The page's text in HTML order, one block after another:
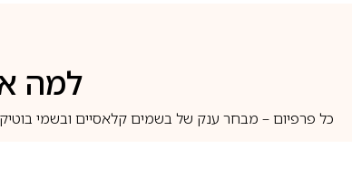
למה
כל פרפיום – מבחר ענק של בשמים קלאסיים ובשמי בוטיק